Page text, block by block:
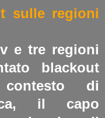
sulle regioni
e tre regioni
blackout
di
il capo